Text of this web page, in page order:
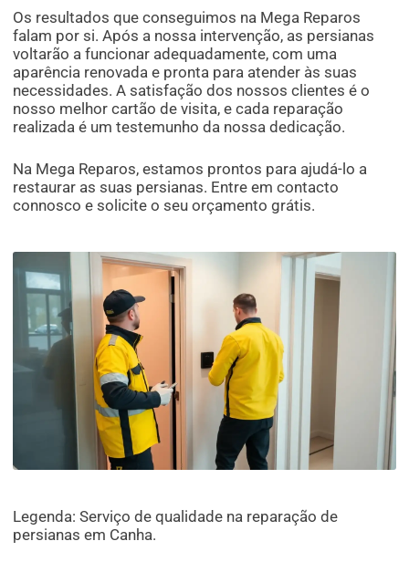
Os resultados que conseguimos na Mega Reparos
falam por si. Após a nossa intervenção, as persianas
voltarão a funcionar adequadamente, com uma
aparência renovada e pronta para atender às suas
necessidades. A satisfação dos nossos clientes é o
nosso melhor cartão de visita, e cada reparação
realizada é um testemunho da nossa dedicação.
Na Mega Reparos, estamos prontos para ajudá-lo a
restaurar as suas persianas. Entre em contacto
connosco e solicite o seu orçamento grátis.
Legenda: Serviço de qualidade na reparação de
persianas em Canha.